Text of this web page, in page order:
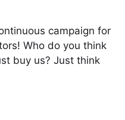
campaign for
Who do you think
buy us? Just think